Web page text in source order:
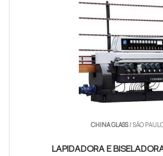
CHINA GLASS/ SÃO
LAPIDADORA E